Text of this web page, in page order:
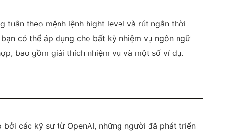
tuân theo mệnh lệnh hight level và rút ngắn thời
có thể áp dụng cho bất kỳ nhiệm vụ ngôn ngữ
bao gồm giải thích nhiệm vụ và một số ví dụ.
các kỹ sư từ OpenAI, những người đã phát triển